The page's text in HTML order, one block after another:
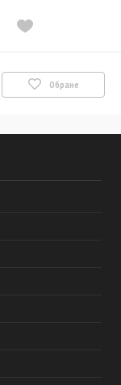
Обране